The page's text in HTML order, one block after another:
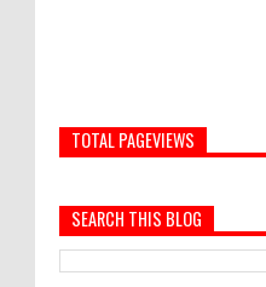
TOTAL PAGEVIEWS
SEARCH THIS BLOG